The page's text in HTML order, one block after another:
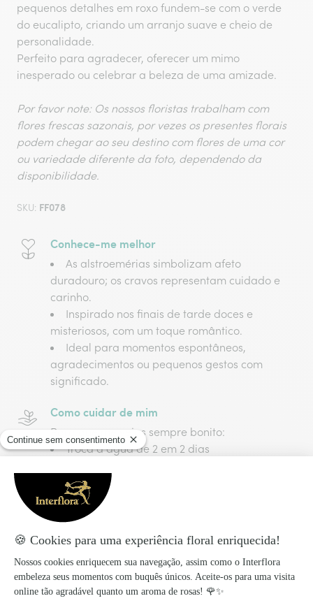
pequenos detalhes em roxo fundem-se com o verde
do eucalipto, criando um arranjo suave e cheio de
personalidade.
Perfeito para agradecer, oferecer um mimo
inesperado ou celebrar a beleza de uma amizade.
Por favor note: Os nossos floristas trabalham com
flores frescas sazonais, por vezes os presentes florais
podem chegar ao seu destino com flores de uma cor
ou variedade diferente da foto, dependendo da
disponibilidade.
SKU: FF078
Conhece-me melhor
As alstroemérias simbolizam afeto
duradouro; os cravos representam cuidado e
carinho.
Inspirado nos finais de tarde doces e
misteriosos, com um toque romântico.
Ideal para momentos espontâneos,
agradecimentos ou pequenos gestos com
significado.
Como cuidar de mim
Para que me vejas sempre bonito:
Troca a água de 2 em 2 dias
Evita luz solar direta e fruta por perto
Não me deixes perto de correntes de ar
Preparado com amor, entregue com
carinho!